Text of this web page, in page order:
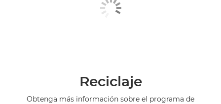
Reciclaje
Obtenga más información sobre el programa de